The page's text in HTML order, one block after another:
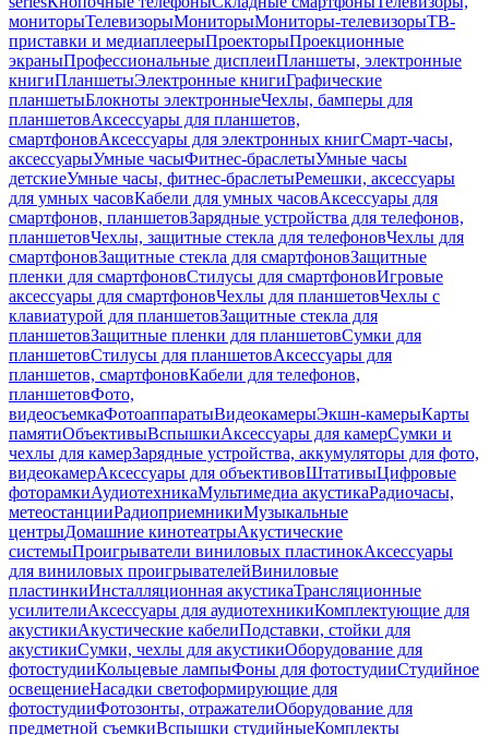
мониторыТелевизорыМониторыМониторы-телевизорыТВ-
приставки и медиаплеерыПроекторыПроекционные
экраныПрофессиональные дисплеиПланшеты, электронные
книгиПланшетыЭлектронные книгиГрафические
планшетыБлокноты электронныеЧехлы, бамперы для
планшетовАксессуары для планшетов,
смартфоновАксессуары для электронных книгСмарт-часы,
аксессуарыУмные часыФитнес-браслетыУмные часы
детскиеУмные часы, фитнес-браслетыРемешки, аксессуары
для умных часовКабели для умных часовАксессуары для
смартфонов, планшетовЗарядные устройства для телефонов,
планшетовЧехлы, защитные стекла для телефоновЧехлы для
смартфоновЗащитные стекла для смартфоновЗащитные
пленки для смартфоновСтилусы для смартфоновИгровые
аксессуары для смартфоновЧехлы для планшетовЧехлы с
клавиатурой для планшетовЗащитные стекла для
планшетовЗащитные пленки для планшетовСумки для
планшетовСтилусы для планшетовАксессуары для
планшетов, смартфоновКабели для телефонов,
планшетовФото,
видеосъемкаФотоаппаратыВидеокамерыЭкшн-камерыКарты
памятиОбъективыВспышкиАксессуары для камерСумки и
чехлы для камерЗарядные устройства, аккумуляторы для фото,
видеокамерАксессуары для объективовШтативыЦифровые
фоторамкиАудиотехникаМультимедиа акустикаРадиочасы,
метеостанцииРадиоприемникиМузыкальные
центрыДомашние кинотеатрыАкустические
системыПроигрыватели виниловых пластинокАксессуары
для виниловых проигрывателейВиниловые
пластинкиИнсталляционная акустикаТрансляционные
усилителиАксессуары для аудиотехникиКомплектующие для
акустикиАкустические кабелиПодставки, стойки для
акустикиСумки, чехлы для акустикиОборудование для
фотостудииКольцевые лампыФоны для фотостудииСтудийное
освещениеНасадки светоформирующие для
фотостудииФотозонты, отражателиОборудование для
предметной съемкиВспышки студийныеКомплекты